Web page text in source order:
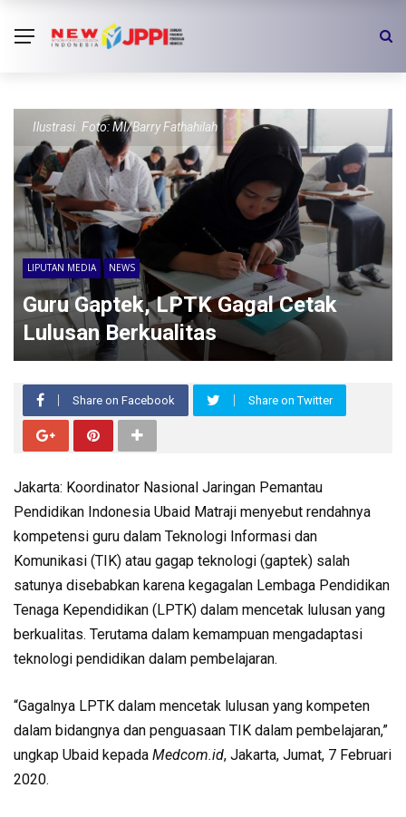
Ilustrasi. Foto: MI/Barry Fathahilah
LIPUTAN MEDIA NEWS
Guru Gaptek, LPTK Gagal Cetak
Lulusan Berkualitas
Share on Facebook Share on Twitter
Jakarta: Koordinator Nasional Jaringan Pemantau
Pendidikan Indonesia Ubaid Matraji menyebut rendahnya
kompetensi guru dalam Teknologi Informasi dan
Komunikasi (TIK) atau gagap teknologi (gaptek) salah
satunya disebabkan karena kegagalan Lembaga Pendidikan
Tenaga Kependidikan (LPTK) dalam mencetak lulusan yang
berkualitas. Terutama dalam kemampuan mengadaptasi
teknologi pendidikan dalam pembelajaran.
“Gagalnya LPTK dalam mencetak lulusan yang kompeten
dalam bidangnya dan penguasaan TIK dalam pembelajaran,”
ungkap Ubaid kepada Medcom.id, Jakarta, Jumat, 7 Februari
2020.